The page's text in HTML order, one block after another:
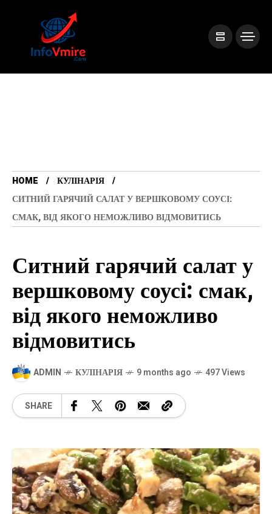
HOME
КУЛІНАРІЯ
СИТНИЙ ГАРЯЧИЙ САЛАТ У ВЕРШКОВОМУ СОУСІ:
СМАК, ВІД ЯКОГО НЕМОЖЛИВО ВІДМОВИТИСЬ
Ситний гарячий салат у
вершковому соусі: смак,
від якого неможливо
відмовитись
ADMIN КУЛІНАРІЯ 9 months ago 497 Views
SHARE